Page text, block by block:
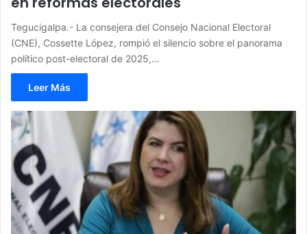
Tegucigalpa.- La consejera del Consejo Nacional Electoral
(CNE), Cossette López, rompió el silencio sobre el panorama
político post-electoral de 2025,…
Leer Más